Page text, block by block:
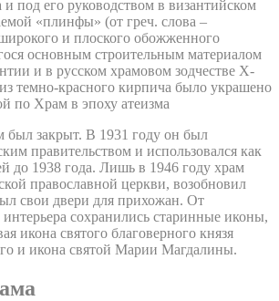
и под его руководством в византийском
«плинфы» (от греч. слова –
и плоского обожженного
основным строительным материалом
и в русском храмовом зодчестве X-
темно-красного кирпича было украшено
по Храм в эпоху атеизма
был закрыт. В 1931 году он был
правительством и использовался как
до 1938 года. Лишь в 1946 году храм
православной церкви, возобновил
свои двери для прихожан. От
сохранились старинные иконы,
икона святого благоверного князя
и икона святой Марии Магдалины.